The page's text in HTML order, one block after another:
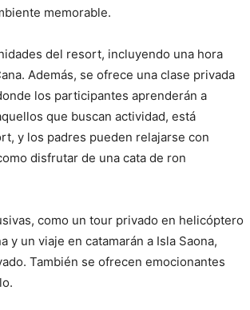
memorable.
del resort, incluyendo una hora
Además, se ofrece una clase privada
los participantes aprenderán a
que buscan actividad, está
y los padres pueden relajarse con
disfrutar de una cata de ron
como un tour privado en helicóptero
y un viaje en catamarán a Isla Saona,
También se ofrecen emocionantes